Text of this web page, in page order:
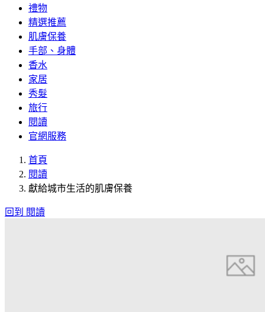
禮物
精選推薦
肌膚保養
手部、身體
香水
家居
秀髮
旅行
閱讀
官網服務
首頁
閱讀
獻給城市生活的肌膚保養
回到 閱讀